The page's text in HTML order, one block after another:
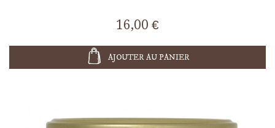
16,00 €
AJOUTER AU PANIER